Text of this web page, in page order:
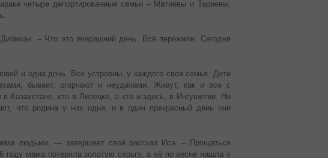
четыре депортированные семьи – Матиевы и Тариевы,
– Что это вчерашний день. Всё пережили. Сегодня
и одна дочь. Все устроены, у каждого своя семья. Дети
бывает, огорчают и неудачами. Живут, как и все с
Казахстане, кто в Липецке, а кто и здесь, в Ингушетии. Но
что родина у них одна, и в один прекрасный день они
людьми, — завершает свой рассказ Иса. – Прощаться
году мама потеряла золотую серьгу, а её по весне нашла у